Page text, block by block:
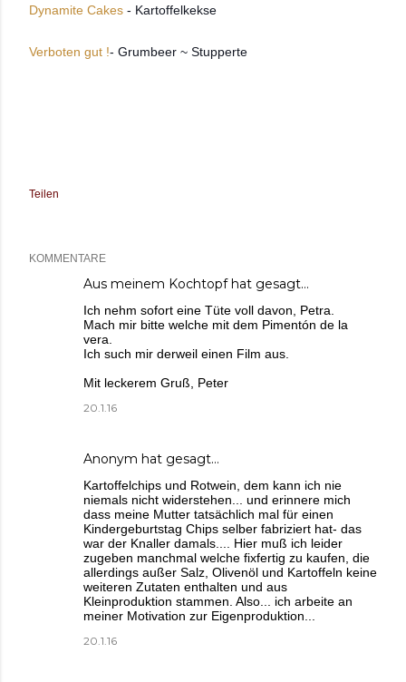
Dynamite Cakes - Kartoffelkekse
Verboten gut !- Grumbeer ~ Stupperte
Teilen
KOMMENTARE
Aus meinem Kochtopfhat gesagt…
Ich nehm sofort eine Tüte voll davon, Petra.
Mach mir bitte welche mit dem Pimentón de la
vera.
Ich such mir derweil einen Film aus.
Mit leckerem Gruß, Peter
20.1.16
Anonym hat gesagt…
Kartoffelchips und Rotwein, dem kann ich nie
niemals nicht widerstehen... und erinnere mich
dass meine Mutter tatsächlich mal für einen
Kindergeburtstag Chips selber fabriziert hat- das
war der Knaller damals.... Hier muß ich leider
zugeben manchmal welche fixfertig zu kaufen, die
allerdings außer Salz, Olivenöl und Kartoffeln keine
weiteren Zutaten enthalten und aus
Kleinproduktion stammen. Also... ich arbeite an
meiner Motivation zur Eigenproduktion...
20.1.16